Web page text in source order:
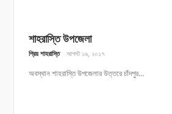
শাহরাস্তি উপজেলা
প্রিয় শাহরাস্তি আগস্ট ১৬, ২০১৭
অবস্থান শাহরাস্তি উপজেলার উত্তরে চাঁদপুর...